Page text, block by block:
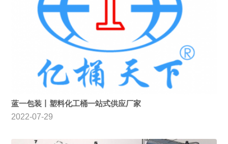
蓝一包装丨塑料化工桶一站式供应厂家
2022-07-29